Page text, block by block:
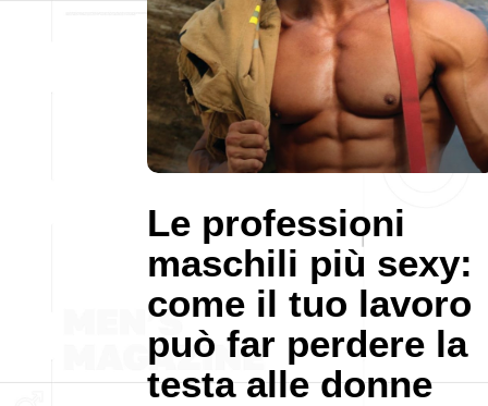
Le professioni
maschili più sexy:
come il tuo lavoro
può far perdere la
testa alle donne